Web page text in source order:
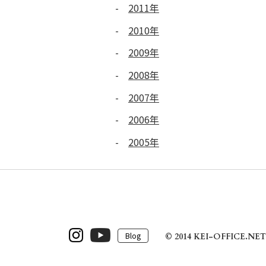
2011年
2010年
2009年
2008年
2007年
2006年
2005年
Blog © 2014 KEI-OFFICE.NET